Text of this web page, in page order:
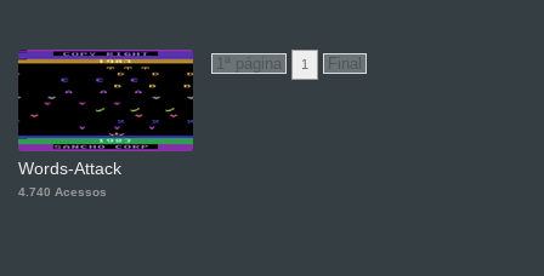
Words-Attack
4.740 Acessos
1